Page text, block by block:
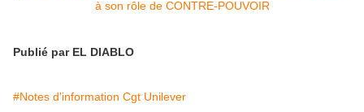
Publié par EL DIABLO
#Notes d'information Cgt Unilever